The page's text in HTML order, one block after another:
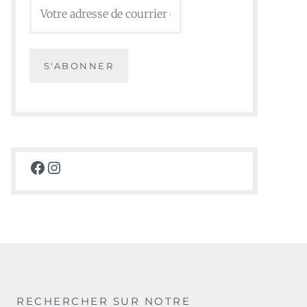
Facebook
Instagram
RECHERCHER SUR NOTRE